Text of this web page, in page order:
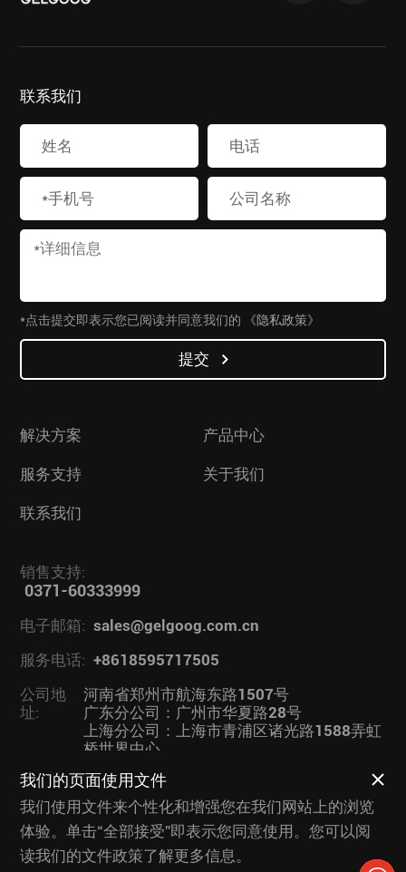
我们的页面使用文件
我们使用文件来个性化和增强您在我们网站上的浏览
体验。单击“全部接受”即表示您同意使用。您可以阅
读我们的文件政策了解更多信息。
联系我们
*点击提交即表示您已阅读并同意我们的 《隐私政策》
提交
解决方案 产品中心
服务支持 关于我们
联系我们
销售支持:
0371-60333999
电子邮箱: sales@gelgoog.com.cn
服务电话: +8618595717505
公司地
址:
河南省郑州市航海东路1507号
广东分公司：广州市华夏路28号
上海分公司：上海市青浦区诸光路1588弄虹
桥世界中心
业务链接： 果蔬加工设备